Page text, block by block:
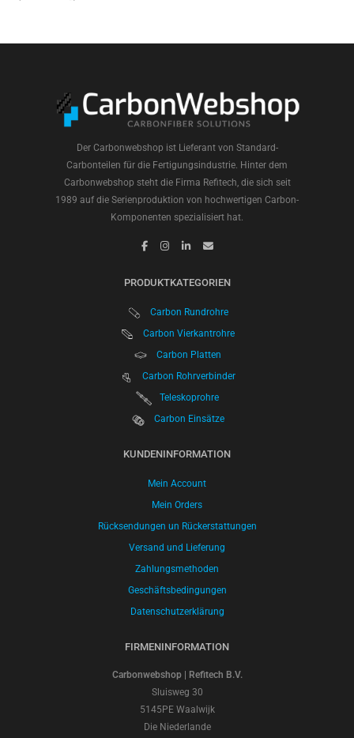
Der Carbonwebshop ist Lieferant von Standard-
Carbonteilen für die Fertigungsindustrie. Hinter dem
Carbonwebshop steht die Firma Refitech, die sich seit
1989 auf die Serienproduktion von hochwertigen Carbon-
Komponenten spezialisiert hat.
PRODUKTKATEGORIEN
Carbon Rundrohre
Carbon Vierkantrohre
Carbon Platten
Carbon Rohrverbinder
Teleskoprohre
Carbon Einsätze
KUNDENINFORMATION
Mein Account
Mein Orders
Rücksendungen un Rückerstattungen
Versand und Lieferung
Zahlungsmethoden
Geschäftsbedingungen
Datenschutzerklärung
FIRMENINFORMATION
Carbonwebshop | Refitech B.V.
Sluisweg 30
5145PE Waalwijk
Die Niederlande